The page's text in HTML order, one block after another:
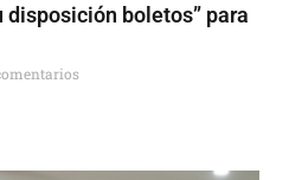
boletos” para